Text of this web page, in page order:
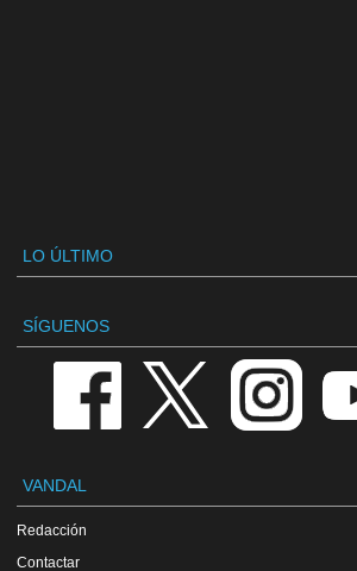
LO ÚLTIMO
SÍGUENOS
VANDAL
Redacción
Contactar